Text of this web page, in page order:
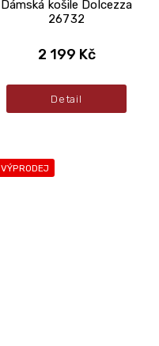
Dámská košile Dolcezza
26732
2 199 Kč
Detail
VÝPRODEJ